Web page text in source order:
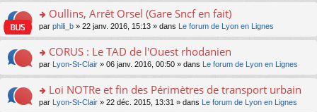
c
e
nt
lu
le
pl
u
s
e
nt
g
e
n
lu
le
pl
u
ré
le
m
e
a
g
e
n
n
ult
er
le
m
e
a
g
o
n
ult
er
le
m
e
Oullins, Arrêt Orsel (Gare Sncf en fait)
par phili_b » 22 janv. 2016, 15:13 » dans Le forum de Lyon en Lignes
o
n
ult
er
CORUS : Le TAD de l'Ouest rhodanien
par Lyon-St-Clair » 06 janv. 2016, 00:50 » dans Le forum de Lyon en Lignes
o
Loi NOTRe et fin des Périmètres de transport urbain
par Lyon-St-Clair » 22 déc. 2015, 13:31 » dans Le forum de Lyon en Lignes